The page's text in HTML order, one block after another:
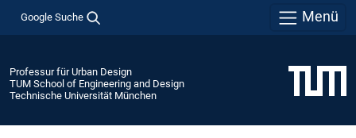
Google Suche Menü
Professur für Urban Design
TUM School of Engineering and Design
Technische Universität München